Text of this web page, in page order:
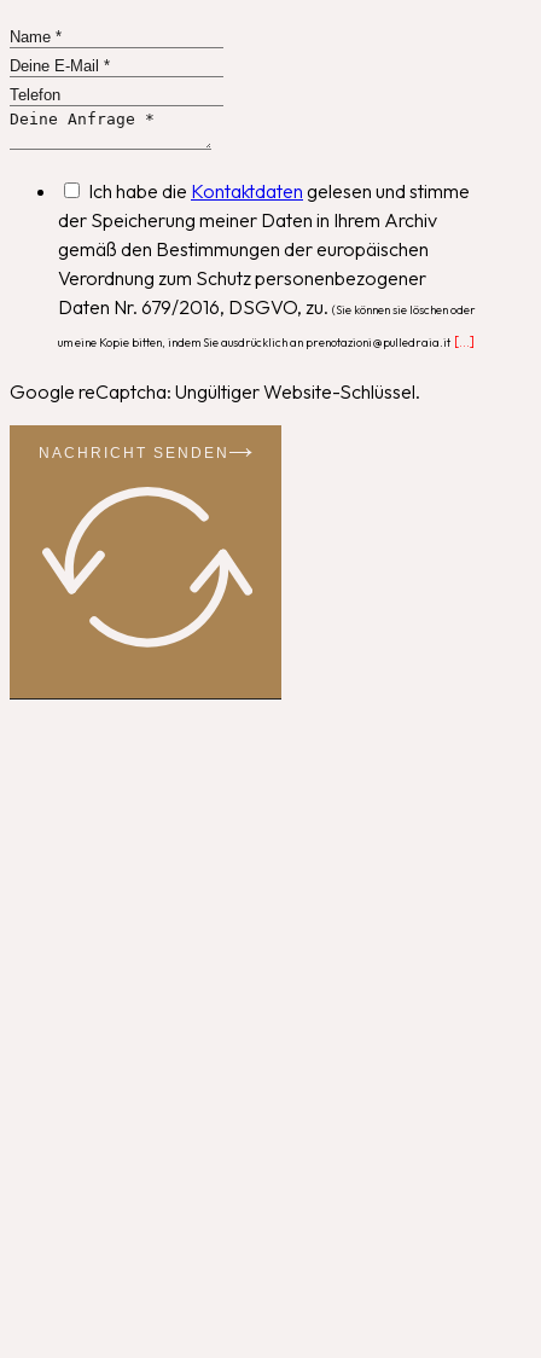
Ich habe die Kontaktdaten gelesen und stimme
der Speicherung meiner Daten in Ihrem Archiv
gemäß den Bestimmungen der europäischen
Verordnung zum Schutz personenbezogener
Daten Nr. 679/2016, DSGVO, zu. (Sie können sie löschen oder
um eine Kopie bitten, indem Sie ausdrücklich an prenotazioni@pulledraia.it [...]
Google reCaptcha: Ungültiger Website-Schlüssel.
NACHRICHT SENDEN